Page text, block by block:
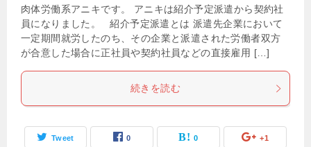
肉体労働系アニキです。 アニキは紹介予定派遣から契約社
員になりました。 紹介予定派遣とは 派遣先企業において
一定期間就労したのち、その企業と派遣された労働者双方
が合意した場合に正社員や契約社員などの直接雇用 […]
続きを読む
Tweet 0 0 +1